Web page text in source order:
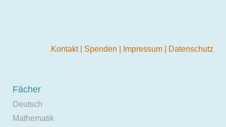
Kontakt Spenden Impressum Datenschutz
Fächer
Deutsch
Mathematik